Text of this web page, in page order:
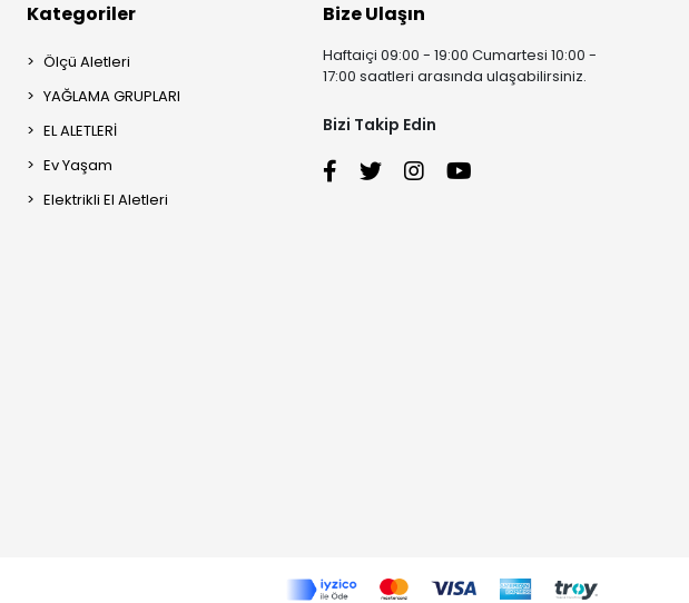
Kategoriler
Ölçü Aletleri
YAĞLAMA GRUPLARI
EL ALETLERİ
Ev Yaşam
Elektrikli El Aletleri
Bize Ulaşın
Haftaiçi 09:00 - 19:00 Cumartesi 10:00 -
17:00 saatleri arasında ulaşabilirsiniz.
Bizi Takip Edin